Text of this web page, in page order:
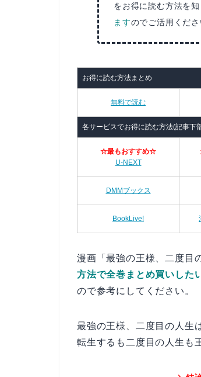
をお得に読む方法を
ますのでご活用くださ
お得に読む方法まとめ
無料で読む
各サービスでお得に読む方法(記事下
☆最もおすすめ☆
U-NEXT
DMMブックス
BookLive!
漫画「最強の王様、二度目
方法で全巻まとめ買いした
ので参考にしてください。
最強の王様、二度目の人生
転生するも二度目の人生も